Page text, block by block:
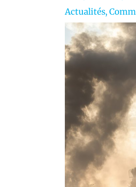
Actualités,